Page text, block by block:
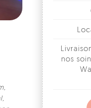
,
,
Location
Livraison,
nos soins à
Wallon